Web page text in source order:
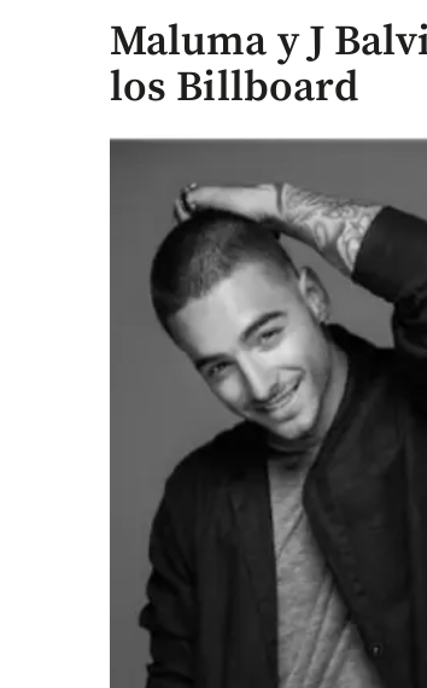
Maluma y J
los Billboard